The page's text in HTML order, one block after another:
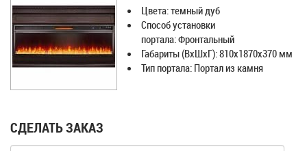
Цвета: темный дуб
Способ установки
портала: Фронтальный
Габариты (ВхШхГ): 810х1870х370 мм
Тип портала: Портал из камня
СДЕЛАТЬ ЗАКАЗ